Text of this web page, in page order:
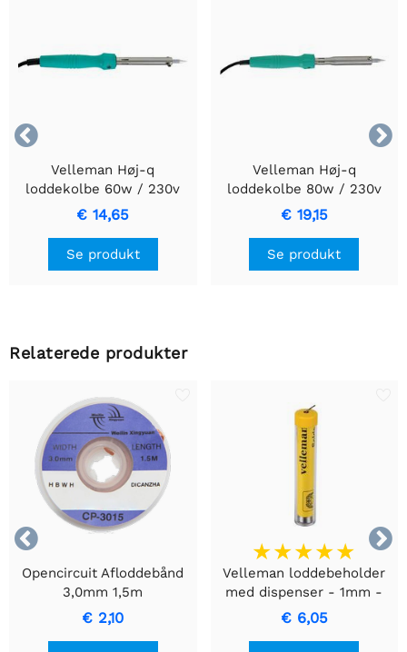


Velleman Høj-q
loddekolbe 60w / 230v
€ 14,65
Se produkt
Velleman Høj-q
loddekolbe 80w / 230v
€ 19,15
Se produkt
Relaterede produkter


Opencircuit Afloddebånd
3,0mm 1,5m
€ 2,10
Velleman loddebeholder
med dispenser - 1mm -
Harpikskerne - 17g
€ 6,05